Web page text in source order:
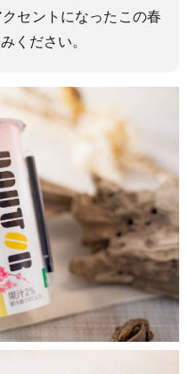
セントになったこの春
ください。